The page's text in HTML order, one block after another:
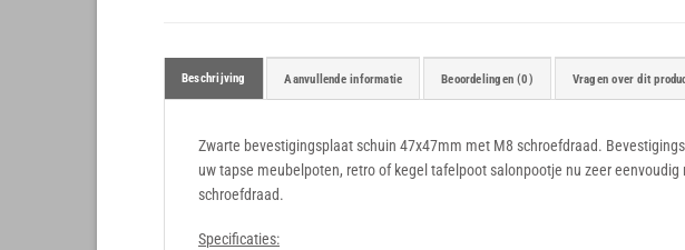
Beschrijving Aanvullende informatie Beoordelingen (0) Vragen over dit
Zwarte bevestigingsplaat schuin 47x47mm met M8 schroefdraad.
uw tapse meubelpoten, retro of kegel tafelpoot salonpootje nu zeer
schroefdraad.
Specificaties: